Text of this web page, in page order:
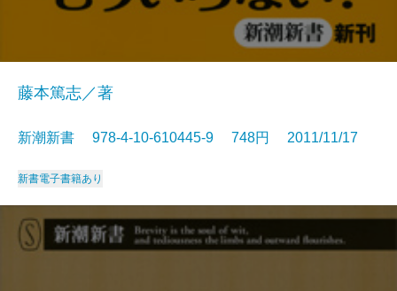
藤本篤志／著
新潮新書 978-4-10-610445-9 748円 2011/11/17
新書電子書籍あり